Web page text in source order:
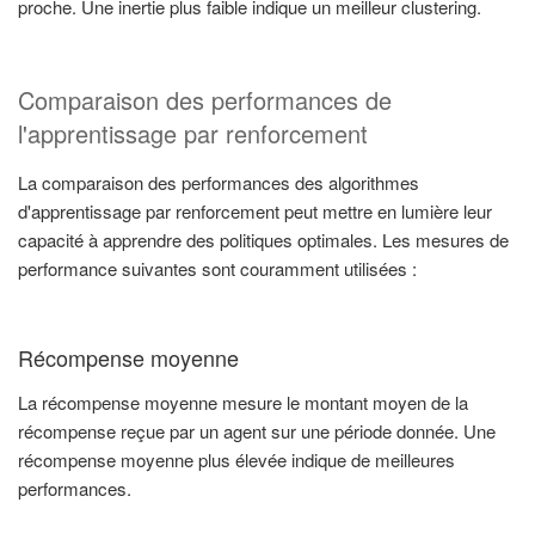
proche. Une inertie plus faible indique un meilleur clustering.
Comparaison des performances de
l'apprentissage par renforcement
La comparaison des performances des algorithmes
d'apprentissage par renforcement peut mettre en lumière leur
capacité à apprendre des politiques optimales. Les mesures de
performance suivantes sont couramment utilisées :
Récompense moyenne
La récompense moyenne mesure le montant moyen de la
récompense reçue par un agent sur une période donnée. Une
récompense moyenne plus élevée indique de meilleures
performances.